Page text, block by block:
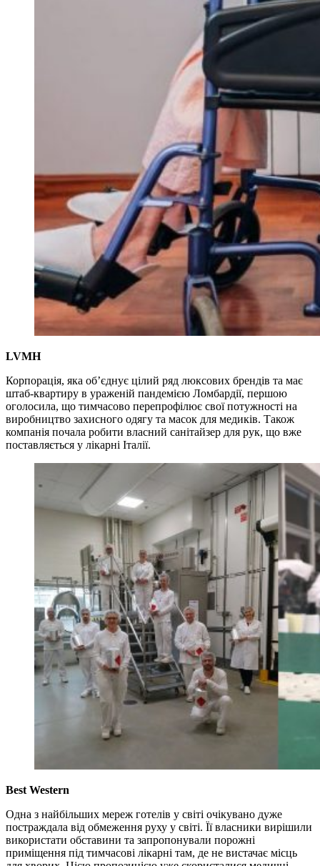
LVMH
Корпорація, яка об’єднує цілий ряд люксових брендів та має
штаб-квартиру в ураженій пандемією Ломбардії, першою
оголосила, що тимчасово перепрофілює свої потужності на
виробництво захисного одягу та масок для медиків. Також
компанія почала робити власний санітайзер для рук, що вже
поставляється у лікарні Італії.
Best Western
Одна з найбільших мереж готелів у світі очікувано дуже
постраждала від обмеження руху у світі. Її власники вирішили
використати обставини та запропонували порожні
приміщення під тимчасові лікарні там, де не вистачає місць